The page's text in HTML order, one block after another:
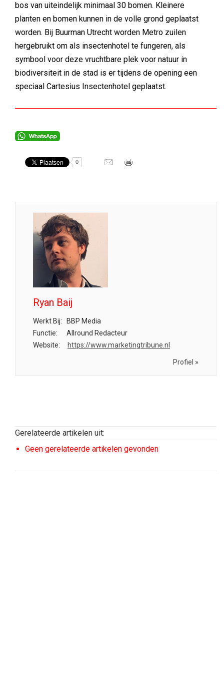
bos van uiteindelijk minimaal 30 bomen. Kleinere
planten en bomen kunnen in de volle grond geplaatst
worden. Bij Buurman Utrecht worden Metro zuilen
hergebruikt om als insectenhotel te fungeren, als
symbool voor deze vruchtbare plek voor natuur in
biodiversiteit in de stad is er tijdens de opening een
speciaal Cartesius Insectenhotel geplaatst.
0
Ryan Baij
Werkt Bij:
BBP Media
Functie:
Allround Redacteur
Website:
https://www.marketingtribune.nl
Profiel »
Gerelateerde artikelen uit:
Geen gerelateerde artikelen gevonden